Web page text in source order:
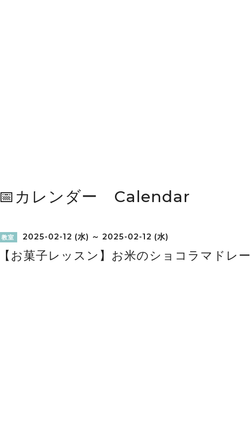
📅カレンダー Calendar
教室 2025-02-12 (水) ～ 2025-02-12 (水)
【お菓子レッスン】お米のショコラマドレ